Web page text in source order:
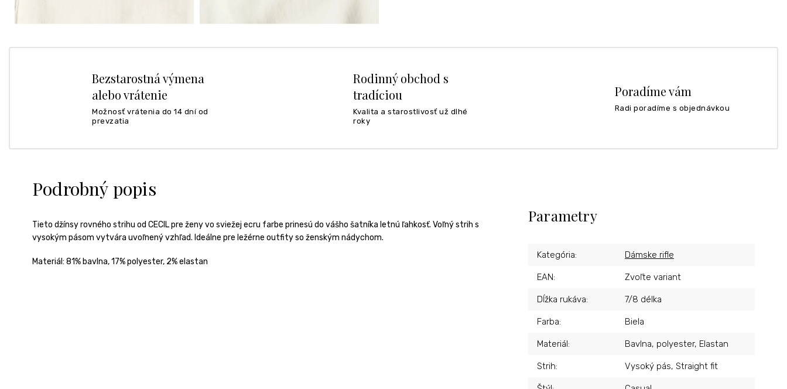
Bezstarostná výmena
alebo vrátenie
Možnosť vrátenia do 14 dní od
prevzatia
Rodinný obchod s
tradíciou
Kvalita a starostlivosť už dlhé
roky
Poradíme vám
Radi poradíme s objednávkou
Podrobný popis
Tieto džínsy rovného strihu od CECIL pre ženy vo sviežej ecru farbe prinesú do vášho šatníka letnú ľahkosť. Voľný strih s
vysokým pásom vytvára uvoľnený vzhľad. Ideálne pre ležérne outfity so ženským nádychom.
Materiál: 81% bavlna, 17% polyester, 2% elastan
Parametry
Kategória: Dámske rifle
EAN: Zvoľte variant
Dĺžka rukáva: 7/8 délka
Farba: Biela
Materiál: Bavlna, polyester, Elastan
Strih: Vysoký pás, Straight fit